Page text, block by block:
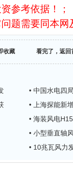
参考依据！；
题需要同本网
收藏 看完了，返回
• 中国水电四
• 上海探能新
• 海装风电
• 小型垂直轴
• 10兆瓦风力